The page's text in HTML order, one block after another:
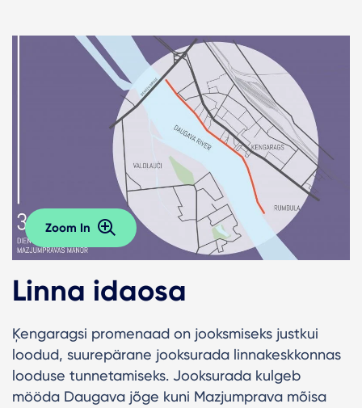
Zoom In
Linna idaosa
Ķengaragsi promenaad on jooksmiseks justkui
loodud, suurepärane jooksurada linnakeskkonnas
looduse tunnetamiseks. Jooksurada kulgeb
mööda Daugava jõge kuni Mazjumprava mõisa